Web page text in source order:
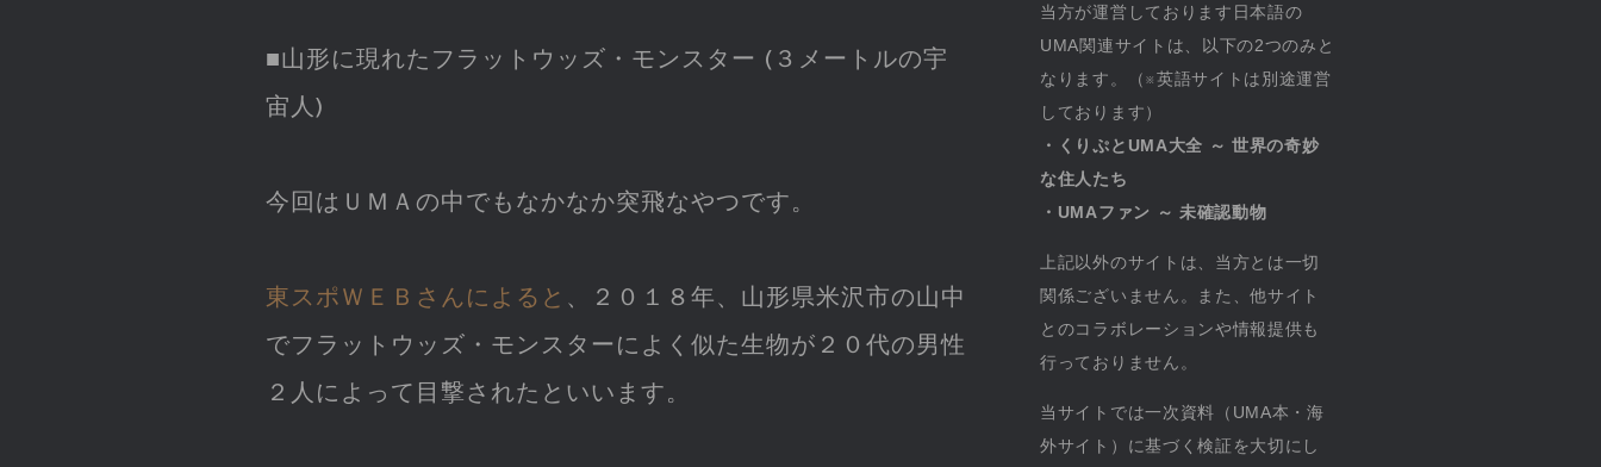
■山形に現れたフラットウッズ・モンスター (３メートルの宇
宙人)
今回はＵＭＡの中でもなかなか突飛なやつです。
東スポＷＥＢさんによると 、２０１８年、山形県米沢市の山中
でフラットウッズ・モンスターによく似た生物が２０代の男性
２人によって目撃されたといいます。
当方が運営しております日本語の
UMA関連サイトは、以下の2つのみと
なります。（※英語サイトは別途運営
しております）
・くりぷとUMA大全 ～ 世界の奇妙
な住人たち
・UMAファン ～ 未確認動物
上記以外のサイトは、当方とは一切
関係ございません。また、他サイト
とのコラボレーションや情報提供も
行っておりません。
当サイトでは一次資料（UMA本・海
外サイト）に基づく検証を大切にし